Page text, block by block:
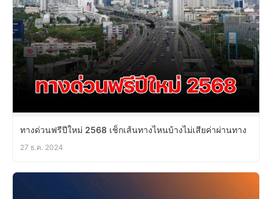
ทางด่วนฟรีปีใหม่ 2568 เช็กเส้นทางไหนบ้างไม่เสียค่าผ่านทาง
27 ธ.ค. 2024